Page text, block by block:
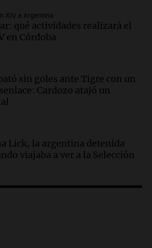
en Rosario piden por la
Rosario
Pedro Colombo, rematador
“Las tecnologías no
el contacto con la gente”
hoy
17 metros en Nueva Córdoba
del Tigo 7 CSH: el
argentino
XIV a Argentina
qué actividades realizará el
en Córdoba
sin goles ante Tigre con un
Cardozo atajó un
Lick, la argentina detenida
viajaba a ver a la Selección